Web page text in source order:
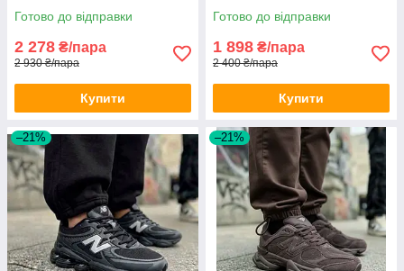
весна літо
Готово до відправки
2 278 ₴/пара
2 930 ₴/пара
Купити
дихаючі весна літо для
хлопців
Готово до відправки
1 898 ₴/пара
2 400 ₴/пара
Купити
–21% –21%